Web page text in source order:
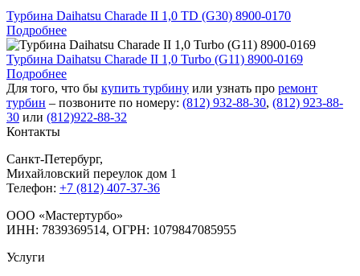
Турбина Daihatsu Charade II 1,0 TD (G30) 8900-0170
Подробнее
Турбина Daihatsu Charade II 1,0 Turbo (G11) 8900-0169
Подробнее
Для того, что бы купить турбину или узнать про ремонт
турбин – позвоните по номеру: (812) 932-88-30, (812) 923-88-
30 или (812)922-88-32
Контакты
Санкт-Петербург,
Михайловский переулок дом 1
Телефон: +7 (812) 407-37-36
OOO «Мастертурбо»
ИНН: 7839369514, ОГРН: 1079847085955
Услуги